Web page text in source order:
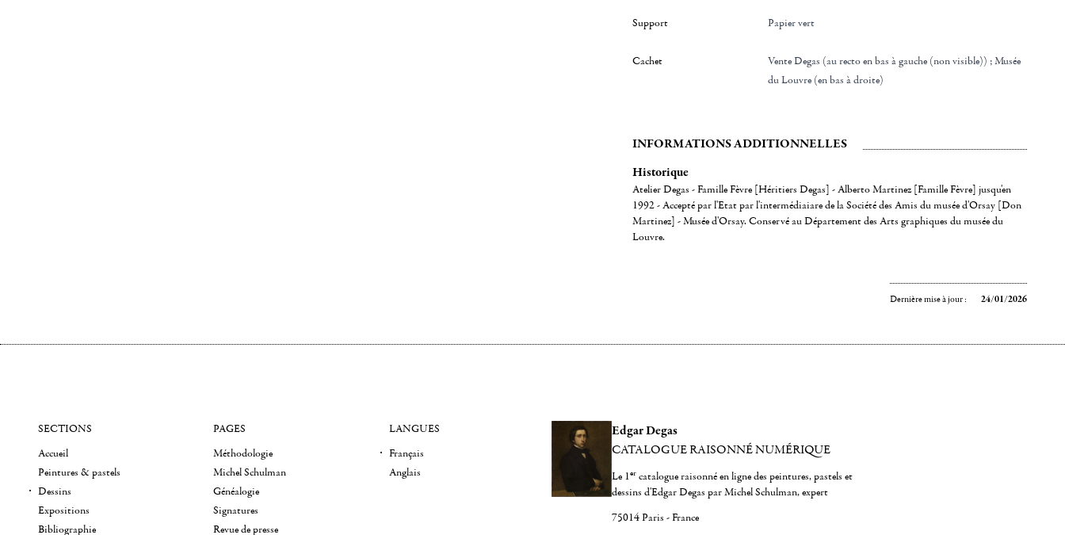
Support Papier vert
Cachet
Vente Degas (au recto en bas à gauche (non visible)) ; Musée
du Louvre (en bas à droite)
INFORMATIONS ADDITIONNELLES
Historique
Atelier Degas - Famille Fèvre [Héritiers Degas] - Alberto Martinez [Famille Fèvre] jusqu'en
1992 - Accepté par l'Etat par l'intermédiaiare de la Société des Amis du musée d'Orsay [Don
Martinez] - Musée d'Orsay. Conservé au Département des Arts graphiques du musée du
Louvre.
Dernière mise à jour : 24/01/2026
Edgar Degas
CATALOGUE RAISONNÉ NUMÉRIQUE
Le 1er catalogue raisonné en ligne des peintures, pastels et
dessins d'Edgar Degas par Michel Schulman, expert
75014 Paris - France
SECTIONS
Accueil
Peintures & pastels
Dessins
Expositions
Bibliographie
PAGES
Méthodologie
Michel Schulman
Généalogie
Signatures
Revue de presse
LANGUES
Français
Anglais